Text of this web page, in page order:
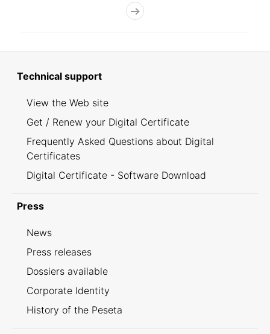
Technical support
View the Web site
Get / Renew your Digital Certificate
Frequently Asked Questions about Digital
Certificates
Digital Certificate - Software Download
Press
News
Press releases
Dossiers available
Corporate Identity
History of the Peseta